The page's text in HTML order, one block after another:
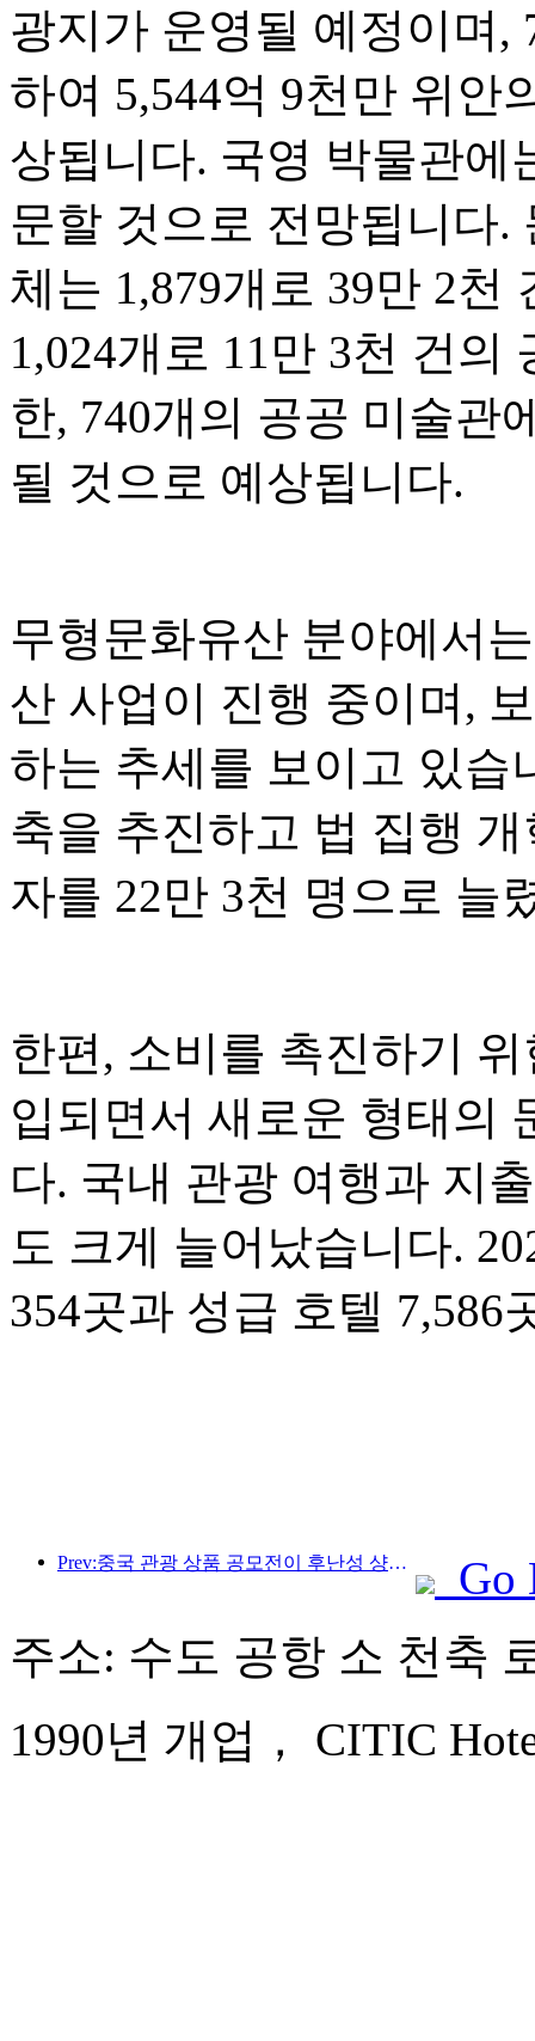
광지가 운영될 예정이며,
하여 5,544억 9천만 위안
상됩니다. 국영 박물관에
문할 것으로 전망됩니다.
체는 1,879개로 39만 2천
1,024개로 11만 3천 건
한, 740개의 공공 미술관
될 것으로 예상됩니다.
무형문화유산 분야에서
산 사업이 진행 중이며,
하는 추세를 보이고 있습
축을 추진하고 법 집행
자를 22만 3천 명으로 늘
한편, 소비를 촉진하기
입되면서 새로운 형태의
다. 국내 관광 여행과 지
도 크게 늘어났습니다.
354곳과 성급 호텔 7,586
Prev:중국 관광 상품 공모전이 후난성 샹탄에서 성공적으로 개최되었습니다.
Go
주소: 수도 공항 소 천축
1990년 개업， CITIC